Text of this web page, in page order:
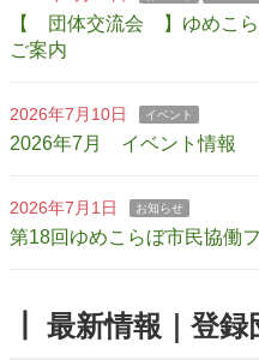
【 団体交流会 】ゆめこら
ご案内
2026年7月10日 イベント
2026年7月 イベント情報
2026年7月1日 お知らせ
第18回ゆめこらぼ市民協働
┃ 最新情報｜登録